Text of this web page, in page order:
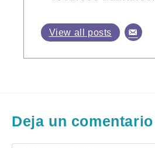
View all posts
Deja un comentario